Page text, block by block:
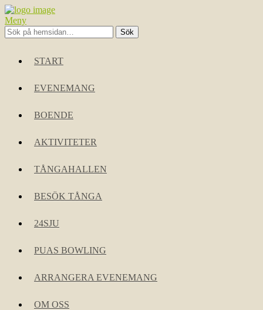
Meny
START
EVENEMANG
BOENDE
AKTIVITETER
TÅNGAHALLEN
BESÖK TÅNGA
24SJU
PUAS BOWLING
ARRANGERA EVENEMANG
OM OSS